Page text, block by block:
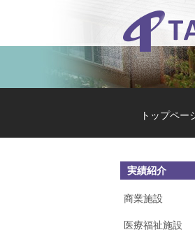
トップペー
実績紹介
商業施設
医療福祉施設